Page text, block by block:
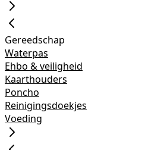
Gereedschap
Waterpas
Ehbo & veiligheid
Kaarthouders
Poncho
Reinigingsdoekjes
Voeding